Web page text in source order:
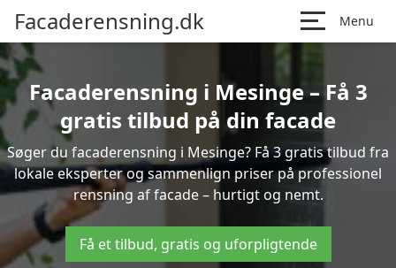
Facaderensning.dk Menu
Facaderensning i Mesinge – Få 3
gratis tilbud på din facade
Søger du facaderensning i Mesinge? Få 3 gratis tilbud fra
lokale eksperter og sammenlign priser på professionel
rensning af facade – hurtigt og nemt.
Få et tilbud, gratis og uforpligtende